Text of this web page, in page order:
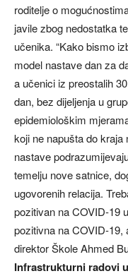
roditelje o
javile zbog nedostatka
učenika. “Kako bismo
model nastave dan za
a učenici iz preostalih
dan, bez dijeljenja u
epidemiološkim
koji ne napušta do
nastave
temelju nove satnice,
ugovorenih relacija.
pozitivan na COVID-19
pozitivna na COVID-19,
direktor Škole Ahmed
Infrastrukturni radovi